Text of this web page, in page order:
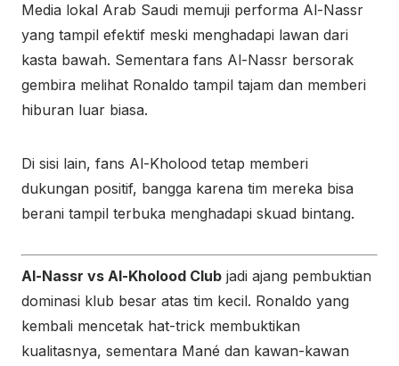
Media lokal Arab Saudi memuji performa Al-Nassr
yang tampil efektif meski menghadapi lawan dari
kasta bawah. Sementara fans Al-Nassr bersorak
gembira melihat Ronaldo tampil tajam dan memberi
hiburan luar biasa.
Di sisi lain, fans Al-Kholood tetap memberi
dukungan positif, bangga karena tim mereka bisa
berani tampil terbuka menghadapi skuad bintang.
Al-Nassr vs Al-Kholood Club jadi ajang pembuktian
dominasi klub besar atas tim kecil. Ronaldo yang
kembali mencetak hat-trick membuktikan
kualitasnya, sementara Mané dan kawan-kawan